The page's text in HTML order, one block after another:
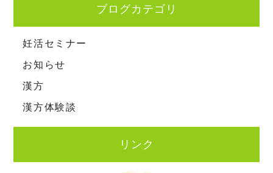
ブログカテゴリ
妊活セミナー
お知らせ
漢方
漢方体験談
リンク